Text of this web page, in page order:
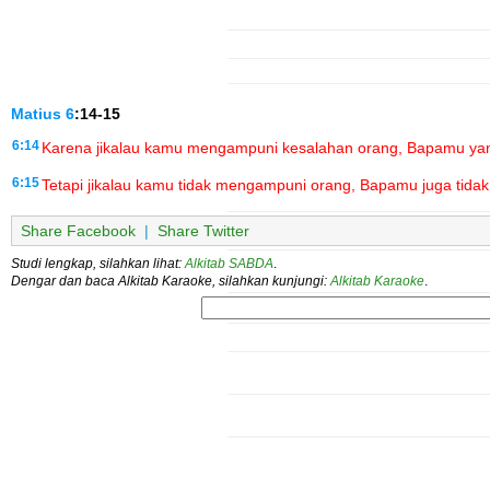
Matius 6:14-15
6:14 Karena jikalau kamu mengampuni kesalahan orang, Bapamu
6:15Tetapi jikalau kamu tidak mengampuni orang, Bapamu juga
Share Facebook | Share Twitter
Studi lengkap, silahkan lihat: Alkitab SABDA
Dengar dan baca Alkitab Karaoke, silahkan kunjungi: Alkitab Karaoke